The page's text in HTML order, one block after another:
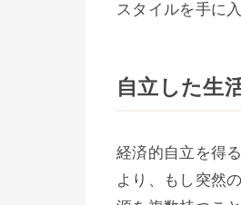
スタイルを手に
自立した生
経済的自立を得
より、もし突然